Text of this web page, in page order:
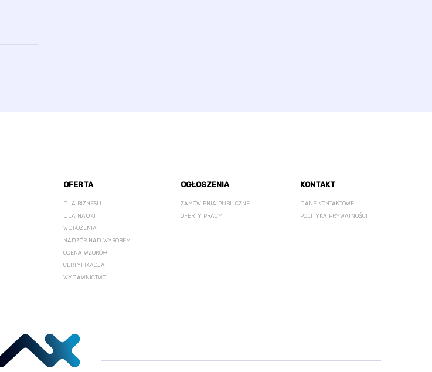
OFERTA
DLA BIZNESU
DLA NAUKI
WDROŻENIA
NADZÓR NAD WYROBEM
OCENA WZORÓW
CERTYFIKACJA
WYDAWNICTWO
OGŁOSZENIA
ZAMÓWIENIA PUBLICZNE
OFERTY PRACY
KONTAKT
DANE KONTAKTOWE
POLITYKA PRYWATNOŚCI